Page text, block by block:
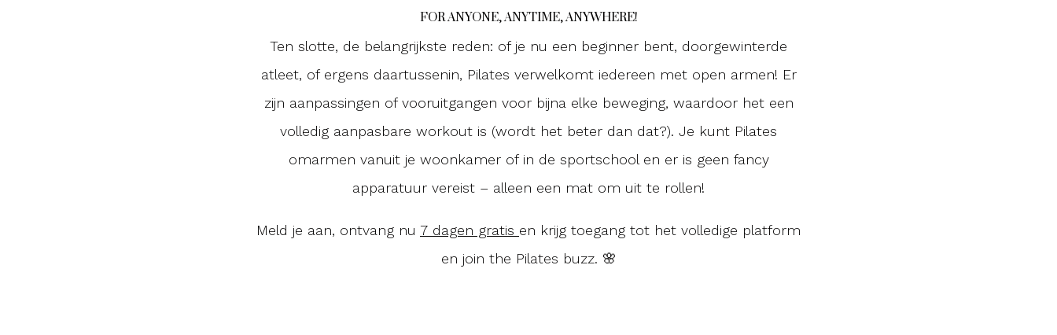
FOR ANYONE, ANYTIME, ANYWHERE!
Ten slotte, de belangrijkste reden: of je nu een beginner bent, doorgewinterde
atleet, of ergens daartussenin, Pilates verwelkomt iedereen met open armen! Er
zijn aanpassingen of vooruitgangen voor bijna elke beweging, waardoor het een
volledig aanpasbare workout is (wordt het beter dan dat?). Je kunt Pilates
omarmen vanuit je woonkamer of in de sportschool en er is geen fancy
apparatuur vereist – alleen een mat om uit te rollen!
Meld je aan, ontvang nu 7 dagen gratis en krijg toegang tot het volledige platform
en join the Pilates buzz. 🌸